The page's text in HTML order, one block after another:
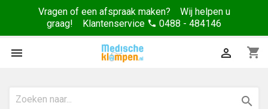
Vragen of een afspraak maken? Wij helpen u
graag! Klantenservice phone 0488 - 484146
 shopping_cart

